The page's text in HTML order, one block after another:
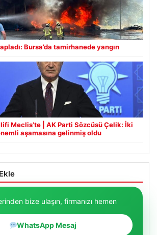
Bursa’da tamirhanede yangın
Meclis’te | AK Parti Sözcüsü Çelik: İki
aşamasına gelinmiş oldu
bize ulaşın, firmanızı hemen
WhatsApp Mesaj